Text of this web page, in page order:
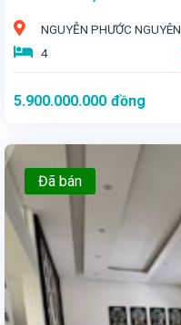
NGUYỄN PHƯỚC
4
5.900.000.000 đồng
Đã bán